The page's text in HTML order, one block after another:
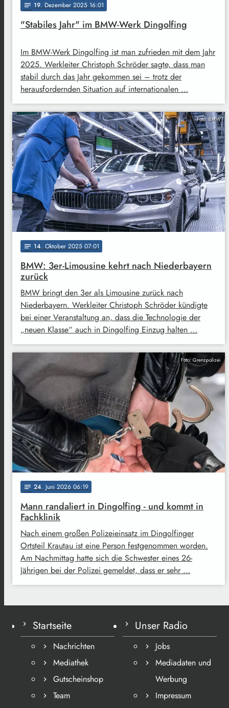
notes 19. Dezember 2025 16:01
"Stabiles Jahr" im BMW-Werk Dingolfing
Im BMW-Werk Dingolfing ist man zufrieden mit dem Jahr
2025. Werkleiter Christoph Schröder sagte, dass man
stabil durch das Jahr gekommen sei – trotz der
herausfordernden Situation auf internationalen …
Foto: BMW
notes 14. Oktober 2025 07:01
BMW: 3er-Limousine kehrt nach Niederbayern
zurück
BMW bringt den 3er als Limousine zurück nach
Niederbayern. Werkleiter Christoph Schröder kündigte
bei einer Veranstaltung an, dass die Technologie der
„neuen Klasse“ auch in Dingolfing Einzug halten …
Foto: Grenzpolizei
notes 24. Juni 2026 06:19
Mann randaliert in Dingolfing - und kommt in
Fachklinik
Nach einem großen Polizeieinsatz im Dingolfinger
Ortsteil Krautau ist eine Person festgenommen worden.
Am Nachmittag hatte sich die Schwester eines 26-
Jährigen bei der Polizei gemeldet, dass er sehr …
Startseite
Nachrichten
Mediathek
Gutscheinshop
Team
Unser Radio
Jobs
Mediadaten und
Werbung
Impressum